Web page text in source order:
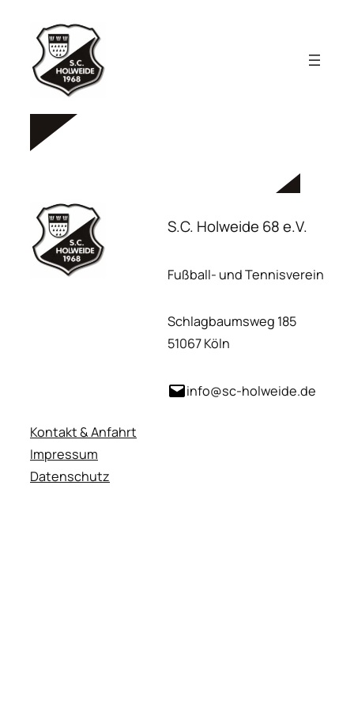
Inhalt
springen
S.C. Holweide 68 e.V.
Fußball- und Tennisverein
Schlagbaumsweg 185
51067 Köln
info@sc-holweide.de
Kontakt & Anfahrt
Impressum
Datenschutz